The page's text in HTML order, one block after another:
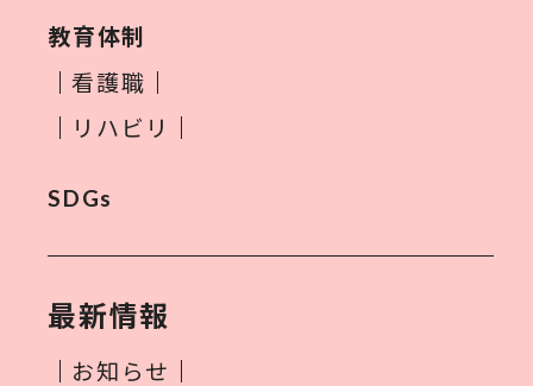
教育体制
看護職
リハビリ
SDGs
最新情報
お知らせ